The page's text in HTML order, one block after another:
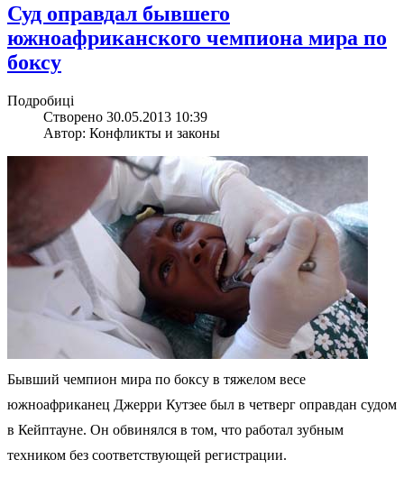
Суд оправдал бывшего
южноафриканского чемпиона мира по
боксу
Подробиці
Створено 30.05.2013 10:39
Автор: Конфликты и законы
Бывший чемпион мира по боксу в тяжелом весе
южноафриканец Джерри Кутзее был в четверг оправдан судом
в Кейптауне. Он обвинялся в том, что работал зубным
техником без соответствующей регистрации.